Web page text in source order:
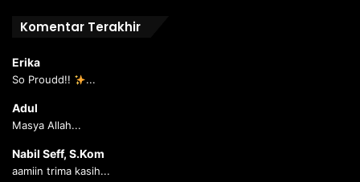
Komentar Terakhir
Erika
So Proudd!! ...
Adul
Masya Allah...
Nabil Seff, S.Kom
aamiin trima kasih...